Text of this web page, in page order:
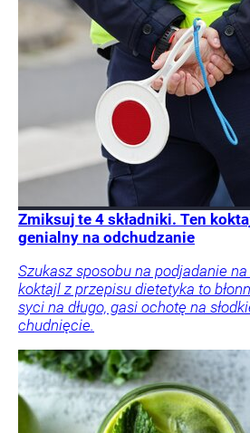
Zmiksuj te 4 składniki. Ten
genialny na odchudzanie
Szukasz sposobu na podjadanie
koktajl z przepisu dietetyka to
syci na długo, gasi ochotę na
chudnięcie.